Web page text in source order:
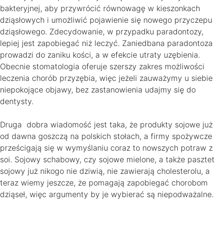
bakteryjnej, aby przywrócić równowagę w kieszonkach
dziąsłowych i umożliwić pojawienie się nowego przyczepu
dziąsłowego. Zdecydowanie, w przypadku paradontozy,
lepiej jest zapobiegać niż leczyć. Zaniedbana paradontoza
prowadzi do zaniku kości, a w efekcie utraty uzębienia.
Obecnie stomatologia oferuje szerszy zakres możliwości
leczenia chorób przyzębia, więc jeżeli zauważymy u siebie
niepokojące objawy, bez zastanowienia udajmy się do
dentysty.
Druga dobra wiadomość jest taka, że produkty sojowe już
od dawna goszczą na polskich stołach, a firmy spożywcze
prześcigają się w wymyślaniu coraz to nowszych potraw z
soi. Sojowy schabowy, czy sojowe mielone, a także pasztet
sojowy już nikogo nie dziwią, nie zawierają cholesterolu, a
teraz wiemy jeszcze, że pomagają zapobiegać chorobom
dziąseł, więc argumenty by je wybierać są niepodważalne.